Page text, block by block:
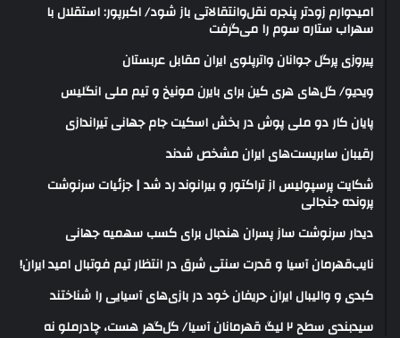
امیدوارم زودتر پنجره نقل‌وانتقالاتی باز شود/ اکبرپور: استقلال با
سهراب ستاره سوم را می‌گرفت
پیروزی پرگل جوانان واترپلوی ایران مقابل عربستان
ویدیو/ گل‌های هری‌ کین برای بایرن مونیخ و تیم ملی انگلیس
پایان کار دو ملی پوش در بخش اسکیت جام جهانی تیراندازی
رقیبان سابریست‌های ایران مشخص شدند
شکایت پرسپولیس از تراکتور و بیرانوند رد شد | جزئیات سرنوشت
پرونده جنجالی
دیدار سرنوشت ساز پسران هندبال برای کسب سهمیه جهانی
نایب‌قهرمان آسیا و قدرت سنتی شرق در انتظار تیم فوتبال امید ایران!
کبدی و والیبال ایران حریفان خود در بازی‌های آسیایی را شناختند
سیدبندی سطح ۲ لیگ قهرمانان آسیا/ گل‌گهر هست، چادرملو نه